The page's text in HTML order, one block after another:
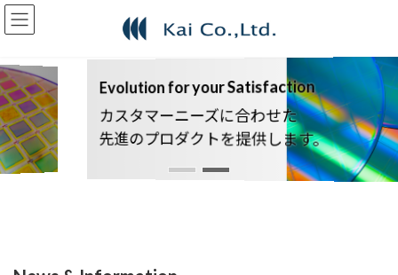
コ
ン
ン
ツ
へ
ス
キ
ッ
プ
ナ
ビ
ー
シ
ョ
ン
に
移
動
Evolution for your Satisfaction
カスタマーニーズに合わせた
先進のプロダクトを提供します。